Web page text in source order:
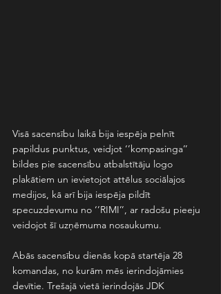
Visā sacensību laikā bija iespēja pelnīt
papildus punktus, veidjot ‘’kompasinga’’
bildes pie sacensību atbalstītāju logo
plakātiem un ievietojot attēlus sociālajos
medijos, kā arī bija iespēja pildīt
specuzdevumu no ‘’RIMI’’, ar radošu pieeju
veidojot šī uzņēmuma nosaukumu.
Abās sacensību dienās kopā startēja 28
komandas, no kurām mēs ierindojāmies
devītie. Trešajā vietā ierindojās JDK